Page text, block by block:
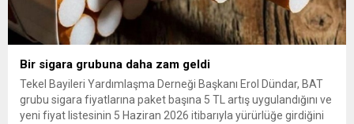
Bir sigara grubuna daha zam geldi
Tekel Bayileri Yardımlaşma Derneği Başkanı Erol Dündar, BAT
grubu sigara fiyatlarına paket başına 5 TL artış uygulandığını ve
yeni fiyat listesinin 5 Haziran 2026 itibarıyla yürürlüğe girdiğini